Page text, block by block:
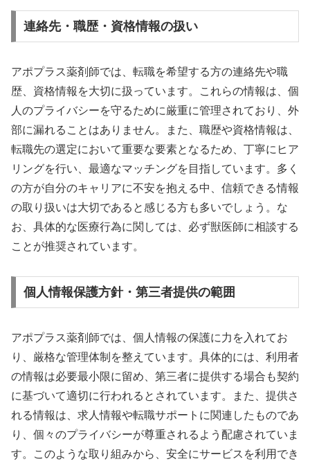
連絡先・職歴・資格情報の扱い
アポプラス薬剤師では、転職を希望する方の連絡先や職
歴、資格情報を大切に扱っています。これらの情報は、個
人のプライバシーを守るために厳重に管理されており、外
部に漏れることはありません。また、職歴や資格情報は、
転職先の選定において重要な要素となるため、丁寧にヒア
リングを行い、最適なマッチングを目指しています。多く
の方が自分のキャリアに不安を抱える中、信頼できる情報
の取り扱いは大切であると感じる方も多いでしょう。な
お、具体的な医療行為に関しては、必ず獣医師に相談する
ことが推奨されています。
個人情報保護方針・第三者提供の範囲
アポプラス薬剤師では、個人情報の保護に力を入れてお
り、厳格な管理体制を整えています。具体的には、利用者
の情報は必要最小限に留め、第三者に提供する場合も契約
に基づいて適切に行われるとされています。また、提供さ
れる情報は、求人情報や転職サポートに関連したものであ
り、個々のプライバシーが尊重されるよう配慮されていま
す。このような取り組みから、安全にサービスを利用でき